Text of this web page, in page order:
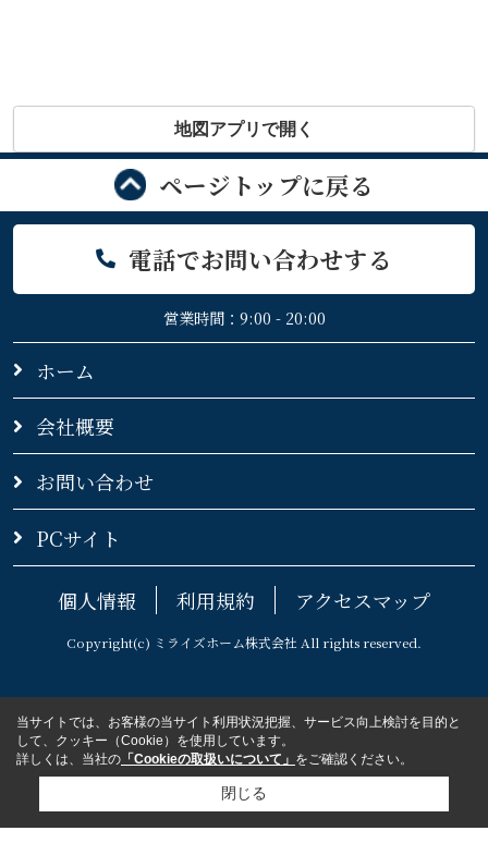
地図アプリで開く
ページトップに戻る
電話でお問い合わせする
営業時間：9:00 - 20:00
ホーム
会社概要
お問い合わせ
PCサイト
個人情報 利用規約 アクセスマップ
Copyright(c) ミライズホーム株式会社 All rights reserved.
当サイトでは、お客様の当サイト利用状況把握、サービス向上検討を目的と
して、クッキー（Cookie）を使用しています。
詳しくは、当社の 「Cookieの取扱いについて」 をご確認ください。
閉じる